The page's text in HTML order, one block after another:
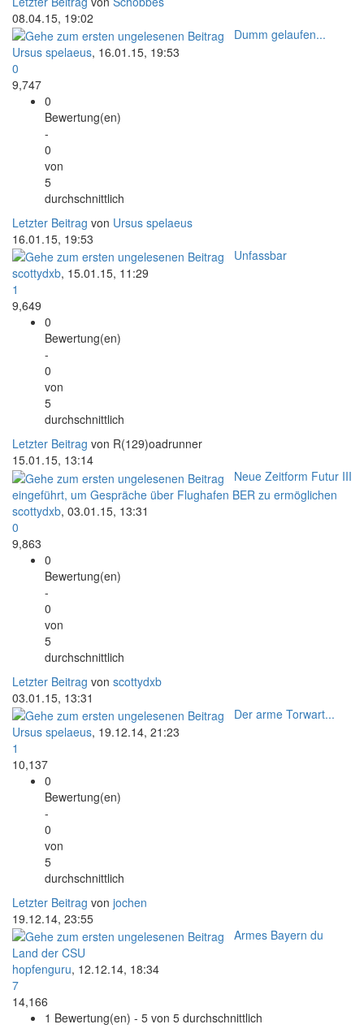
08.04.15, 19:02
Dumm gelaufen...
Ursus spelaeus, 16.01.15, 19:53
0
9,747
0
Bewertung(en)
-
0
von
5
durchschnittlich
Letzter Beitrag von Ursus spelaeus
16.01.15, 19:53
Unfassbar
scottydxb, 15.01.15, 11:29
1
9,649
0
Bewertung(en)
-
0
von
5
durchschnittlich
Letzter Beitrag von R(129)oadrunner
15.01.15, 13:14
Neue Zeitform Futur III
eingeführt, um Gespräche über Flughafen BER zu ermöglichen
scottydxb, 03.01.15, 13:31
0
9,863
0
Bewertung(en)
-
0
von
5
durchschnittlich
Letzter Beitrag von scottydxb
03.01.15, 13:31
Der arme Torwart...
Ursus spelaeus, 19.12.14, 21:23
1
10,137
0
Bewertung(en)
-
0
von
5
durchschnittlich
Letzter Beitrag von jochen
19.12.14, 23:55
Armes Bayern du
Land der CSU
hopfenguru, 12.12.14, 18:34
7
14,166
1 Bewertung(en) - 5 von 5 durchschnittlich